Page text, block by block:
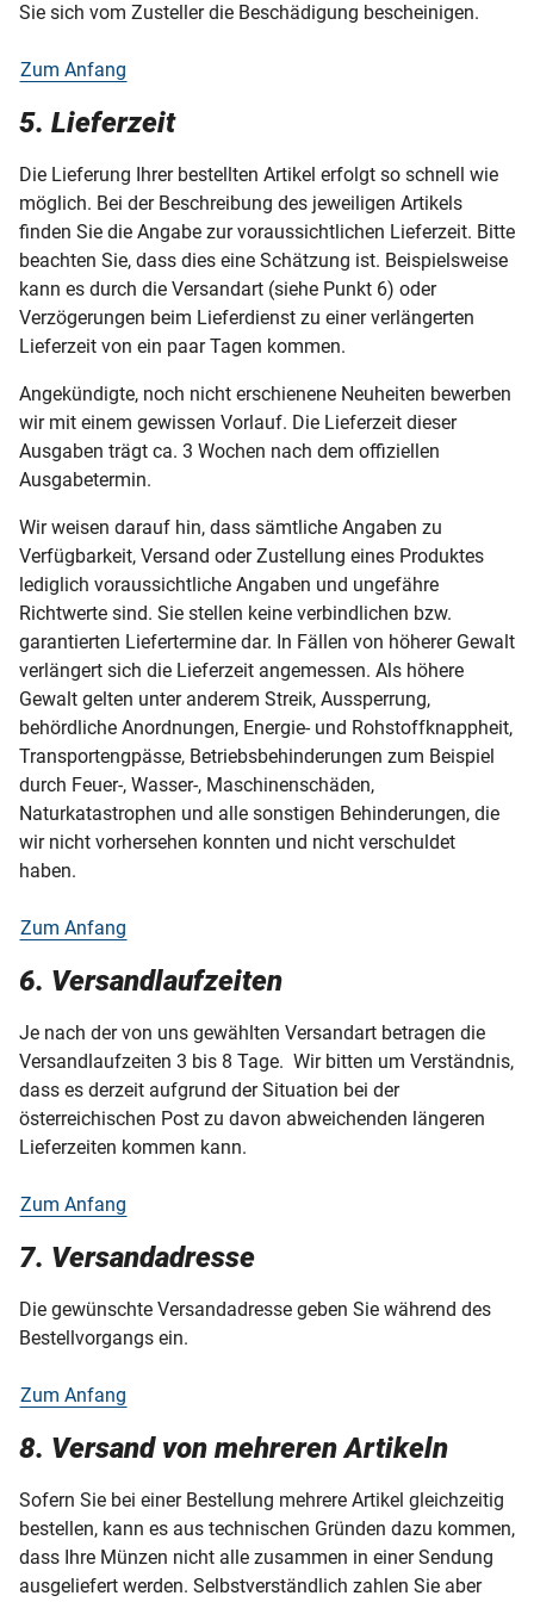
Sie sich vom Zusteller die Beschädigung bescheinigen.
Zum Anfang
5. Lieferzeit
Die Lieferung Ihrer bestellten Artikel erfolgt so schnell wie
möglich. Bei der Beschreibung des jeweiligen Artikels
finden Sie die Angabe zur voraussichtlichen Lieferzeit. Bitte
beachten Sie, dass dies eine Schätzung ist. Beispielsweise
kann es durch die Versandart (siehe Punkt 6) oder
Verzögerungen beim Lieferdienst zu einer verlängerten
Lieferzeit von ein paar Tagen kommen.
Angekündigte, noch nicht erschienene Neuheiten bewerben
wir mit einem gewissen Vorlauf. Die Lieferzeit dieser
Ausgaben trägt ca. 3 Wochen nach dem offiziellen
Ausgabetermin.
Wir weisen darauf hin, dass sämtliche Angaben zu
Verfügbarkeit, Versand oder Zustellung eines Produktes
lediglich voraussichtliche Angaben und ungefähre
Richtwerte sind. Sie stellen keine verbindlichen bzw.
garantierten Liefertermine dar. In Fällen von höherer Gewalt
verlängert sich die Lieferzeit angemessen. Als höhere
Gewalt gelten unter anderem Streik, Aussperrung,
behördliche Anordnungen, Energie- und Rohstoffknappheit,
Transportengpässe, Betriebsbehinderungen zum Beispiel
durch Feuer-, Wasser-, Maschinenschäden,
Naturkatastrophen und alle sonstigen Behinderungen, die
wir nicht vorhersehen konnten und nicht verschuldet
haben.
Zum Anfang
6. Versandlaufzeiten
Je nach der von uns gewählten Versandart betragen die
Versandlaufzeiten 3 bis 8 Tage. Wir bitten um Verständnis,
dass es derzeit aufgrund der Situation bei der
österreichischen Post zu davon abweichenden längeren
Lieferzeiten kommen kann.
Zum Anfang
7. Versandadresse
Die gewünschte Versandadresse geben Sie während des
Bestellvorgangs ein.
Zum Anfang
8. Versand von mehreren Artikeln
Sofern Sie bei einer Bestellung mehrere Artikel gleichzeitig
bestellen, kann es aus technischen Gründen dazu kommen,
dass Ihre Münzen nicht alle zusammen in einer Sendung
ausgeliefert werden. Selbstverständlich zahlen Sie aber